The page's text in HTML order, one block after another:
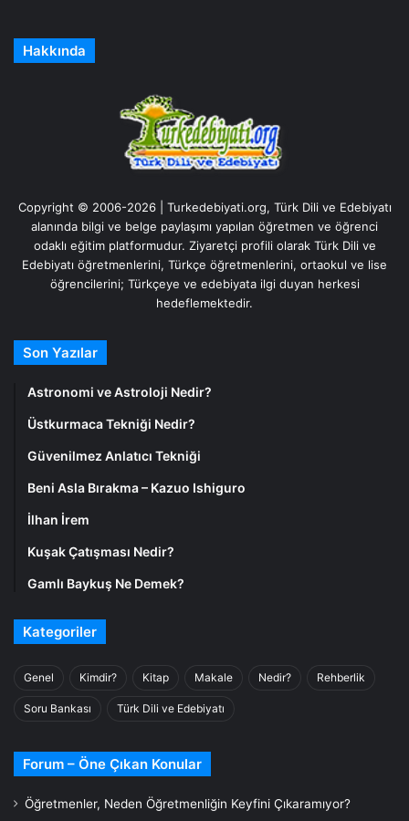
Hakkında
Copyright © 2006-2026 | Turkedebiyati.org, Türk Dili ve Edebiyatı
alanında bilgi ve belge paylaşımı yapılan öğretmen ve öğrenci
odaklı eğitim platformudur. Ziyaretçi profili olarak Türk Dili ve
Edebiyatı öğretmenlerini, Türkçe öğretmenlerini, ortaokul ve lise
öğrencilerini; Türkçeye ve edebiyata ilgi duyan herkesi
hedeflemektedir.
Son Yazılar
Astronomi ve Astroloji Nedir?
Üstkurmaca Tekniği Nedir?
Güvenilmez Anlatıcı Tekniği
Beni Asla Bırakma – Kazuo Ishiguro
İlhan İrem
Kuşak Çatışması Nedir?
Gamlı Baykuş Ne Demek?
Kategoriler
Genel Kimdir? Kitap Makale Nedir? Rehberlik
Soru Bankası Türk Dili ve Edebiyatı
Forum – Öne Çıkan Konular
Öğretmenler, Neden Öğretmenliğin Keyfini Çıkaramıyor?